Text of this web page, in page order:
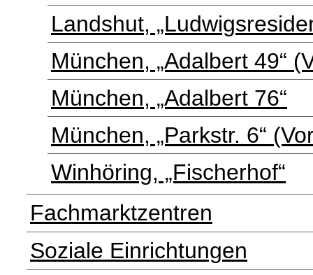
Landshut,
München, „Adalbert 49“
München, „Adalbert 76“
München, „Parkstr. 6“
Winhöring, „Fischerhof“
Fachmarktzentren
Soziale Einrichtungen